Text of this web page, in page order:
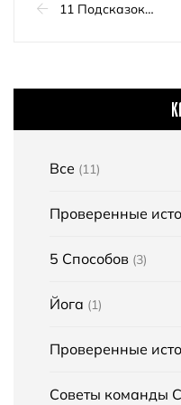
11 Подсказок для занятий на свежем воздухе летом в жару и влажность
Все (11)
Проверенные
5 Способов (3)
Йога (1)
Проверенные
Советы команды